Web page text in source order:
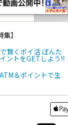
】
賢くポイ活 ぽんた
ントをGETしよう!!
＆ポイントで生